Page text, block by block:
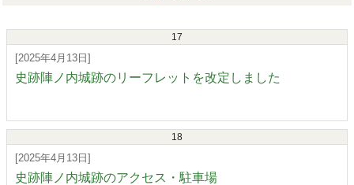
17
[2025年4月13日]
史跡陣ノ内城跡のリーフレットを改定しました
18
[2025年4月13日]
史跡陣ノ内城跡のアクセス・駐車場